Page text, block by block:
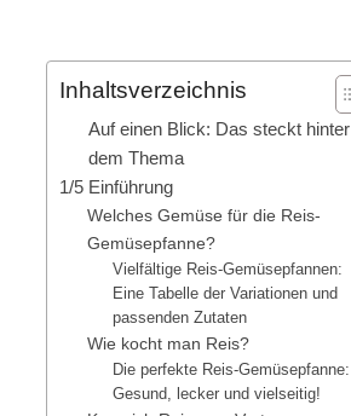
Inhaltsverzeichnis
Auf einen Blick: Das steckt hinter
dem Thema
1/5 Einführung
Welches Gemüse für die Reis-
Gemüsepfanne?
Vielfältige Reis-Gemüsepfannen:
Eine Tabelle der Variationen und
passenden Zutaten
Wie kocht man Reis?
Die perfekte Reis-Gemüsepfanne:
Gesund, lecker und vielseitig!